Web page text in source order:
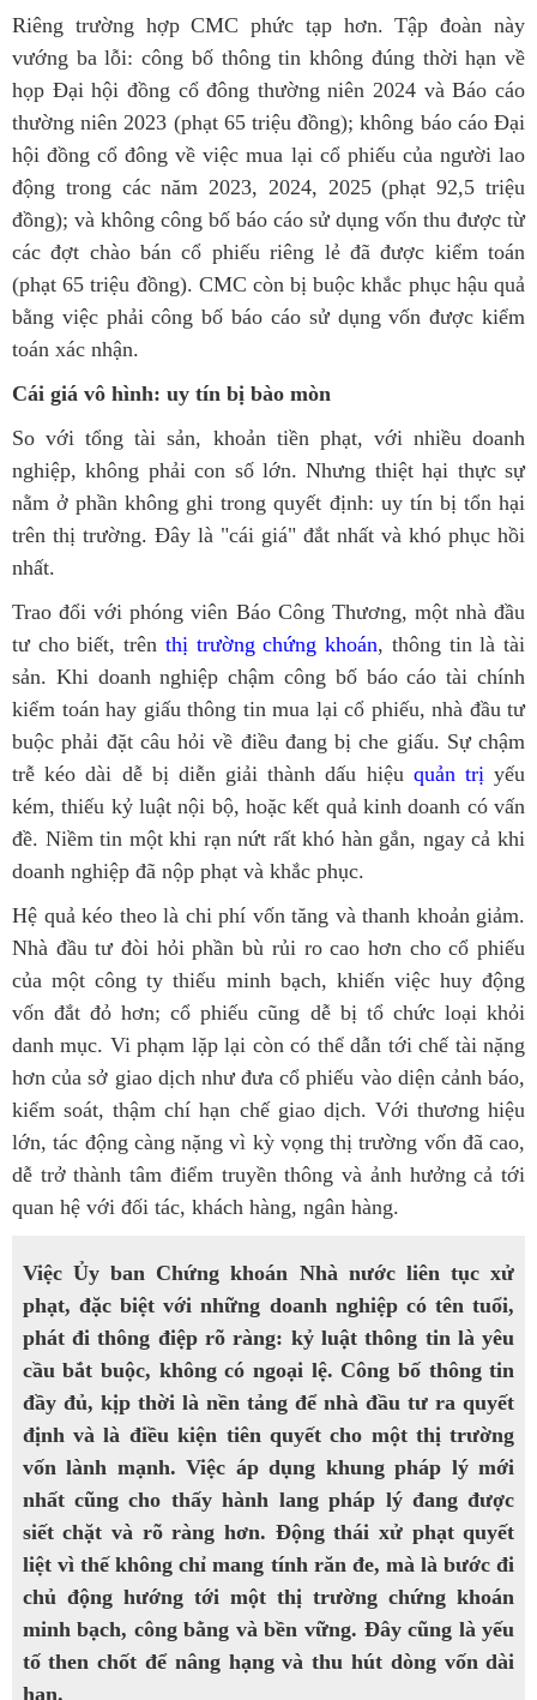
Riêng trường hợp CMC phức tạp hơn. Tập đoàn này
vướng ba lỗi: công bố thông tin không đúng thời hạn về
họp Đại hội đồng cổ đông thường niên 2024 và Báo cáo
thường niên 2023 (phạt 65 triệu đồng); không báo cáo Đại
hội đồng cổ đông về việc mua lại cổ phiếu của người lao
động trong các năm 2023, 2024, 2025 (phạt 92,5 triệu
đồng); và không công bố báo cáo sử dụng vốn thu được từ
các đợt chào bán cổ phiếu riêng lẻ đã được kiểm toán
(phạt 65 triệu đồng). CMC còn bị buộc khắc phục hậu quả
bằng việc phải công bố báo cáo sử dụng vốn được kiểm
toán xác nhận.
Cái giá vô hình: uy tín bị bào mòn
So với tổng tài sản, khoản tiền phạt, với nhiều doanh
nghiệp, không phải con số lớn. Nhưng thiệt hại thực sự
nằm ở phần không ghi trong quyết định: uy tín bị tổn hại
trên thị trường. Đây là "cái giá" đắt nhất và khó phục hồi
nhất.
Trao đổi với phóng viên Báo Công Thương, một nhà đầu
tư cho biết, trên thị trường chứng khoán, thông tin là tài
sản. Khi doanh nghiệp chậm công bố báo cáo tài chính
kiểm toán hay giấu thông tin mua lại cổ phiếu, nhà đầu tư
buộc phải đặt câu hỏi về điều đang bị che giấu. Sự chậm
trễ kéo dài dễ bị diễn giải thành dấu hiệu quản trịyếu
kém, thiếu kỷ luật nội bộ, hoặc kết quả kinh doanh có vấn
đề. Niềm tin một khi rạn nứt rất khó hàn gắn, ngay cả khi
doanh nghiệp đã nộp phạt và khắc phục.
Hệ quả kéo theo là chi phí vốn tăng và thanh khoản giảm.
Nhà đầu tư đòi hỏi phần bù rủi ro cao hơn cho cổ phiếu
của một công ty thiếu minh bạch, khiến việc huy động
vốn đắt đỏ hơn; cổ phiếu cũng dễ bị tổ chức loại khỏi
danh mục. Vi phạm lặp lại còn có thể dẫn tới chế tài nặng
hơn của sở giao dịch như đưa cổ phiếu vào diện cảnh báo,
kiểm soát, thậm chí hạn chế giao dịch. Với thương hiệu
lớn, tác động càng nặng vì kỳ vọng thị trường vốn đã cao,
dễ trở thành tâm điểm truyền thông và ảnh hưởng cả tới
quan hệ với đối tác, khách hàng, ngân hàng.
Việc Ủy ban Chứng khoán Nhà nước liên tục xử
phạt, đặc biệt với những doanh nghiệp có tên tuổi,
phát đi thông điệp rõ ràng: kỷ luật thông tin là yêu
cầu bắt buộc, không có ngoại lệ. Công bố thông tin
đầy đủ, kịp thời là nền tảng để nhà đầu tư ra quyết
định và là điều kiện tiên quyết cho một thị trường
vốn lành mạnh. Việc áp dụng khung pháp lý mới
nhất cũng cho thấy hành lang pháp lý đang được
siết chặt và rõ ràng hơn. Động thái xử phạt quyết
liệt vì thế không chỉ mang tính răn đe, mà là bước đi
chủ động hướng tới một thị trường chứng khoán
minh bạch, công bằng và bền vững. Đây cũng là yếu
tố then chốt để nâng hạng và thu hút dòng vốn dài
hạn.